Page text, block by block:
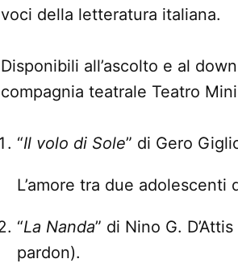
voci della letteratura italiana.
Disponibili all’ascolto e al
compagnia teatrale Teatro
“Il volo di Sole” di Gero
L’amore tra due
“La Nanda” di Nino G.
pardon).